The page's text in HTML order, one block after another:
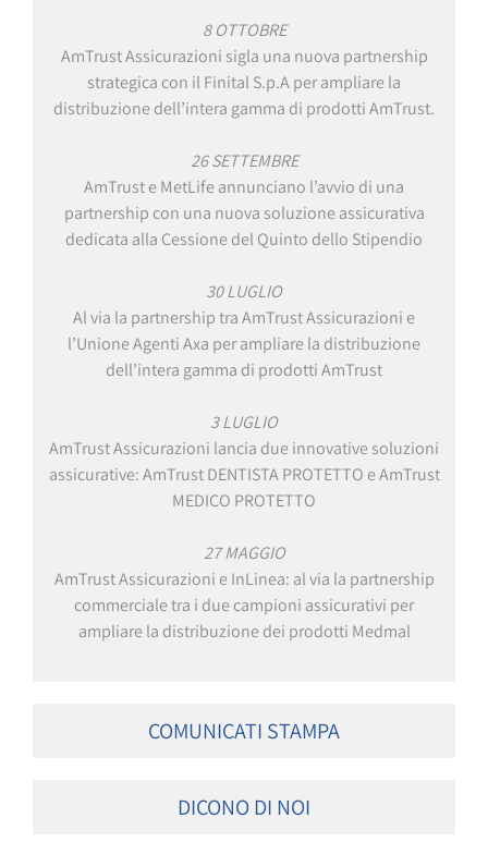
8 OTTOBRE
AmTrust Assicurazioni sigla una nuova partnership
strategica con il Finital S.p.A per ampliare la
distribuzione dell’intera gamma di prodotti AmTrust.
26 SETTEMBRE
AmTrust e MetLife annunciano l’avvio di una
partnership con una nuova soluzione assicurativa
dedicata alla Cessione del Quinto dello Stipendio
30 LUGLIO
Al via la partnership tra AmTrust Assicurazioni e
l’Unione Agenti Axa per ampliare la distribuzione
dell’intera gamma di prodotti AmTrust
3 LUGLIO
AmTrust Assicurazioni lancia due innovative soluzioni
assicurative: AmTrust DENTISTA PROTETTO e AmTrust
MEDICO PROTETTO
27 MAGGIO
AmTrust Assicurazioni e InLinea: al via la partnership
commerciale tra i due campioni assicurativi per
ampliare la distribuzione dei prodotti Medmal
COMUNICATI STAMPA
DICONO DI NOI